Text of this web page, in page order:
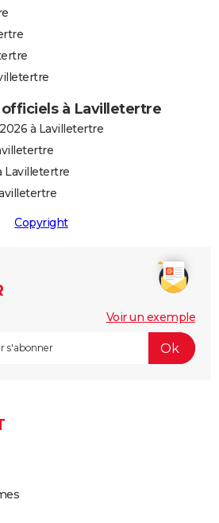
à Lavilletertre
à Lavilletertre
Lavilletertre
Copyright
Voir un exemple